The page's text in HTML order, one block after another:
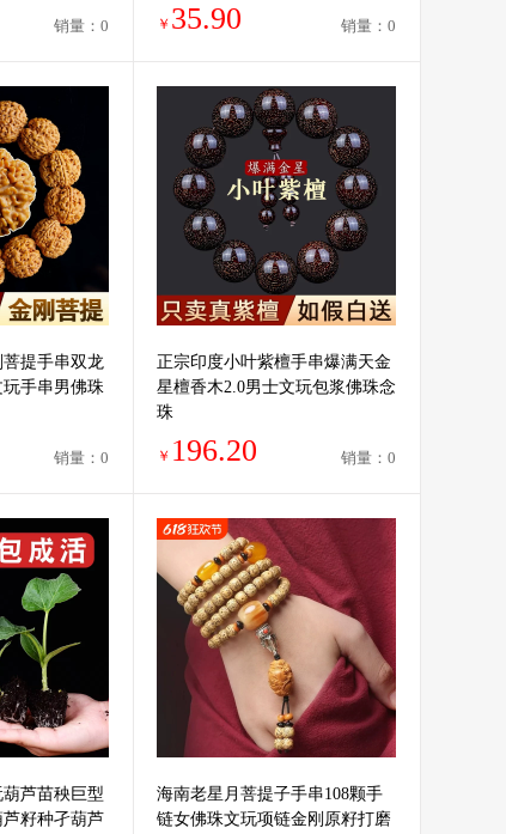
销量：0 ￥ 35.90 销量：0
提手串双龙
手串男佛珠
销量：0
正宗印度小叶紫檀手串爆满天金
星檀香木2.0男士文玩包浆佛珠念
珠
￥ 196.20 销量：0
芦苗秧巨型
籽种孑葫芦
海南老星月菩提子手串108颗手
链女佛珠文玩项链金刚原籽打磨